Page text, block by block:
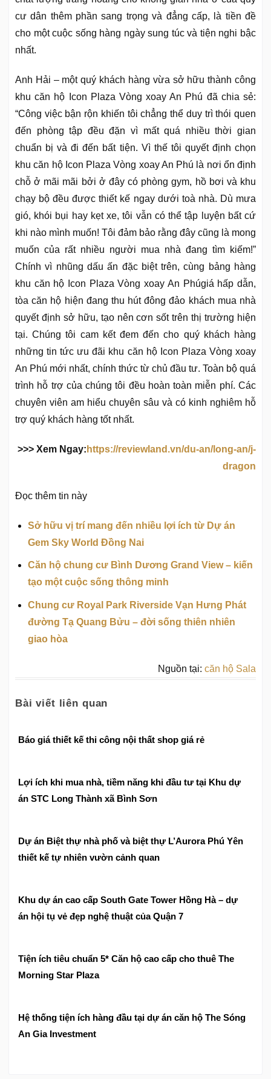
cư dân thêm phần sang trọng và đẳng cấp, là tiền đề
cho một cuộc sống hàng ngày sung túc và tiện nghi bậc
nhất.
Anh Hải – một quý khách hàng vừa sở hữu thành công
khu căn hộ Icon Plaza Vòng xoay An Phú đã chia sẻ:
“Công việc bận rộn khiến tôi chẳng thể duy trì thói quen
đến phòng tập đều đặn vì mất quá nhiều thời gian
chuẩn bị và đi đến bất tiện. Vì thế tôi quyết định chọn
khu căn hộ Icon Plaza Vòng xoay An Phú là nơi ổn định
chỗ ở mãi mãi bởi ở đây có phòng gym, hồ bơi và khu
chạy bộ đều được thiết kế ngay dưới toà nhà. Dù mưa
gió, khói bụi hay kẹt xe, tôi vẫn có thể tập luyện bất cứ
khi nào mình muốn! Tôi đảm bảo rằng đây cũng là mong
muốn của rất nhiều người mua nhà đang tìm kiếm!”
Chính vì nhũng dấu ấn đặc biệt trên, cùng bảng hàng
khu căn hộ Icon Plaza Vòng xoay An Phúgiá hấp dẫn,
tòa căn hộ hiện đang thu hút đông đảo khách mua nhà
quyết định sở hữu, tạo nên cơn sốt trên thị trường hiện
tại. Chúng tôi cam kết đem đến cho quý khách hàng
những tin tức ưu đãi khu căn hộ Icon Plaza Vòng xoay
An Phú mới nhất, chính thức từ chủ đầu tư. Toàn bộ quá
trình hỗ trợ của chúng tôi đều hoàn toàn miễn phí. Các
chuyên viên am hiểu chuyên sâu và có kinh nghiêm hỗ
trợ quý khách hàng tốt nhất.
>>> Xem Ngay: https://reviewland.vn/du-an/long-an/j-
dragon
Đọc thêm tin này
Sở hữu vị trí mang đến nhiều lợi ích từ Dự án
Gem Sky World Đồng Nai
Căn hộ chung cư Bình Dương Grand View – kiến
tạo một cuộc sống thông minh
Chung cư Royal Park Riverside Vạn Hưng Phát
đường Tạ Quang Bửu – đời sống thiên nhiên
giao hòa
Nguồn tại: căn hộ Sala
Bài viết liên quan
Báo giá thiết kế thi công nội thất shop giá rẻ
Lợi ích khi mua nhà, tiềm năng khi đầu tư tại Khu dự
án STC Long Thành xã Bình Sơn
Dự án Biệt thự nhà phố và biệt thự L’Aurora Phú Yên
thiết kế tự nhiên vườn cảnh quan
Khu dự án cao cấp South Gate Tower Hồng Hà – dự
án hội tụ vẻ đẹp nghệ thuật của Quận 7
Tiện ích tiêu chuẩn 5* Căn hộ cao cấp cho thuê The
Morning Star Plaza
Hệ thống tiện ích hàng đầu tại dự án căn hộ The Sóng
An Gia Investment